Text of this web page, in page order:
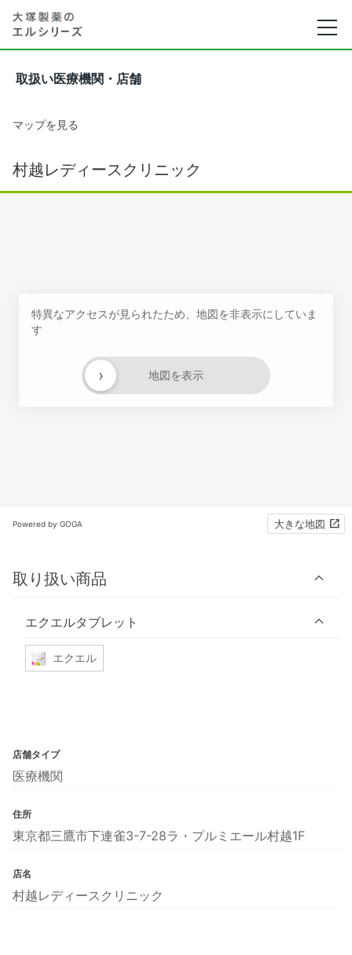
取扱い医療機関・店舗
マップを見る
村越レディースクリニック
特異なアクセスが見られたため、地図を非表示にしていま
す
地図を表示
›
Powered by GOGA 大きな地図
取り扱い商品
エクエルタブレット
エクエル
店舗タイプ
医療機関
住所
東京都三鷹市下連雀3-7-28ラ・プルミエール村越1F
店名
村越レディースクリニック